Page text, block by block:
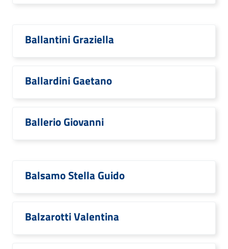
Ballantini Graziella
Ballardini Gaetano
Ballerio Giovanni
Balsamo Stella Guido
Balzarotti Valentina